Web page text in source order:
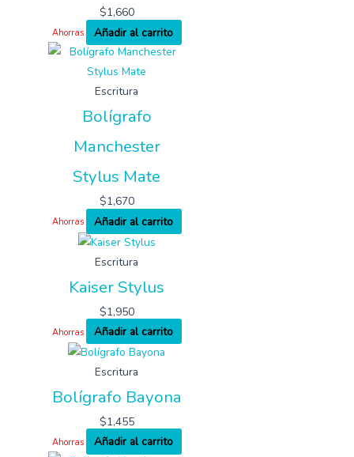
$1,660
Ahorras Añadir al carrito
Escritura
Bolígrafo
Manchester
Stylus Mate
$1,670
Ahorras Añadir al carrito
Escritura
Kaiser Stylus
$1,950
Ahorras Añadir al carrito
Escritura
Bolígrafo Bayona
$1,455
Ahorras Añadir al carrito